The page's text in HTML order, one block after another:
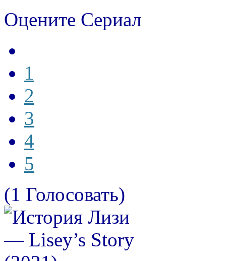
Оцените Сериал
1
2
3
4
5
(1 Голосовать)